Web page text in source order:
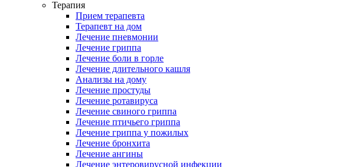
Терапия
Прием терапевта
Терапевт на дом
Лечение пневмонии
Лечение гриппа
Лечение боли в горле
Лечение длительного кашля
Анализы на дому
Лечение простуды
Лечение ротавируса
Лечение свиного гриппа
Лечение птичьего гриппа
Лечение гриппа у пожилых
Лечение бронхита
Лечение ангины
Лечение энтеровирусной инфекции